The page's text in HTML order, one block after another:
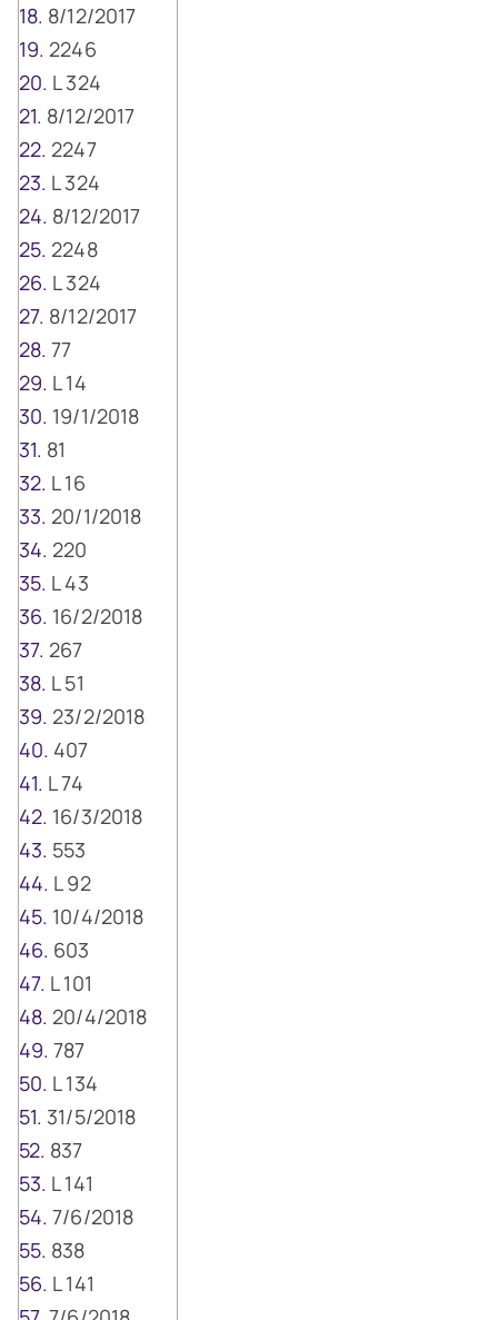
8/12/2017
2246
L 324
8/12/2017
2247
L 324
8/12/2017
2248
L 324
8/12/2017
77
L 14
19/1/2018
81
L 16
20/1/2018
220
L 43
16/2/2018
267
L 51
23/2/2018
407
L 74
16/3/2018
553
L 92
10/4/2018
603
L 101
20/4/2018
787
L 134
31/5/2018
837
L 141
7/6/2018
838
L 141